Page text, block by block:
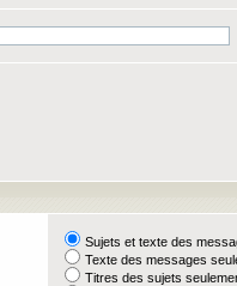
Sujets et texte des
Texte des messages
Titres des sujets